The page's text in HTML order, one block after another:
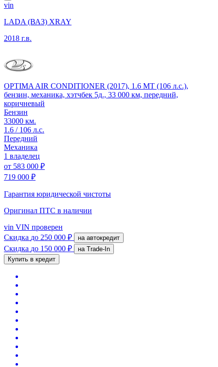
vin
LADA (ВАЗ) XRAY
2018 г.в.
OPTIMA AIR CONDITIONER (2017), 1.6 MT (106 л.с.),
бензин, механика, хэтчбек 5д., 33 000 км, передний,
коричневый
Бензин
33000 км.
1.6 / 106 л.с.
Передний
Механика
1 владелец
от 583 000 ₽
719 000 ₽
Гарантия юридической чистоты
Оригинал ПТС в наличии
vin VIN проверен
Скидка до 250 000 ₽ на автокредит
Скидка до 150 000 ₽
на Trade-In
Купить в кредит